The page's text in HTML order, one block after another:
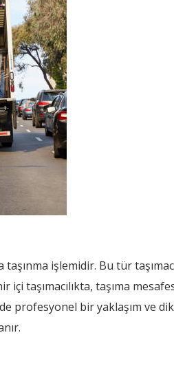
işlemidir. Bu tür
içi taşımacılıkta, taşıma
profesyonel bir yaklaşım ve